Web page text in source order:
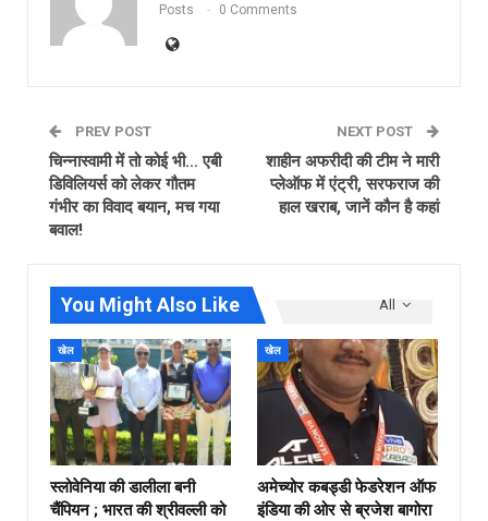
Posts 0 Comments
PREV POST
चिन्नास्वामी में तो कोई भी… एबी
डिविलियर्स को लेकर गौतम
गंभीर का विवाद बयान, मच गया
बवाल!
NEXT POST
शाहीन अफरीदी की टीम ने मारी
प्लेऑफ में एंट्री, सरफराज की
हाल खराब, जानें कौन है कहां
All
You Might Also Like
खेल
स्लोवेनिया की डालीला बनी
चैंपियन ; भारत की श्रीवल्ली को
खेल
अमेच्योर कबड्डी फेडरेशन ऑफ
इंडिया की ओर से ब्रजेश बागोरा